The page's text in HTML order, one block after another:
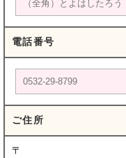
電話番号
ご住所
〒